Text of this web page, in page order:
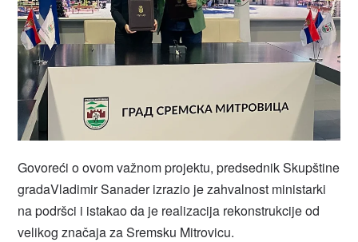
Govoreći o ovom važnom projektu, predsednik Skupštine
gradaVladimir Sanader izrazio je zahvalnost ministarki
na podršci i istakao da je realizacija rekonstrukcije od
velikog značaja za Sremsku Mitrovicu.